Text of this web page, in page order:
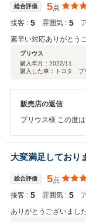
総合評価 5点
接客 : 5 雰囲気 : 5
素早い対応ありがとう
プリウス
購入年月： 2022/11
購入した車：トヨタ
販売店の返信
プリウス様 この度
せ。
大変満足しており
総合評価 5点
接客 : 5 雰囲気 : 5
ありがとうございました